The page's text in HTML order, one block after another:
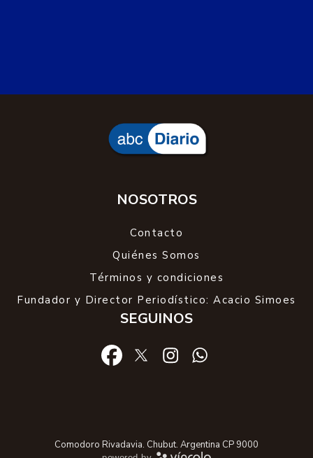
NOSOTROS
Contacto
Quiénes Somos
Términos y condiciones
Fundador y Director Periodístico: Acacio Simoes
SEGUINOS
Comodoro Rivadavia. Chubut. Argentina CP 9000